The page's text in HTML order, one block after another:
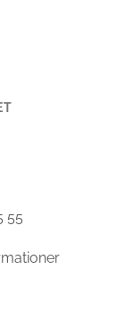
55